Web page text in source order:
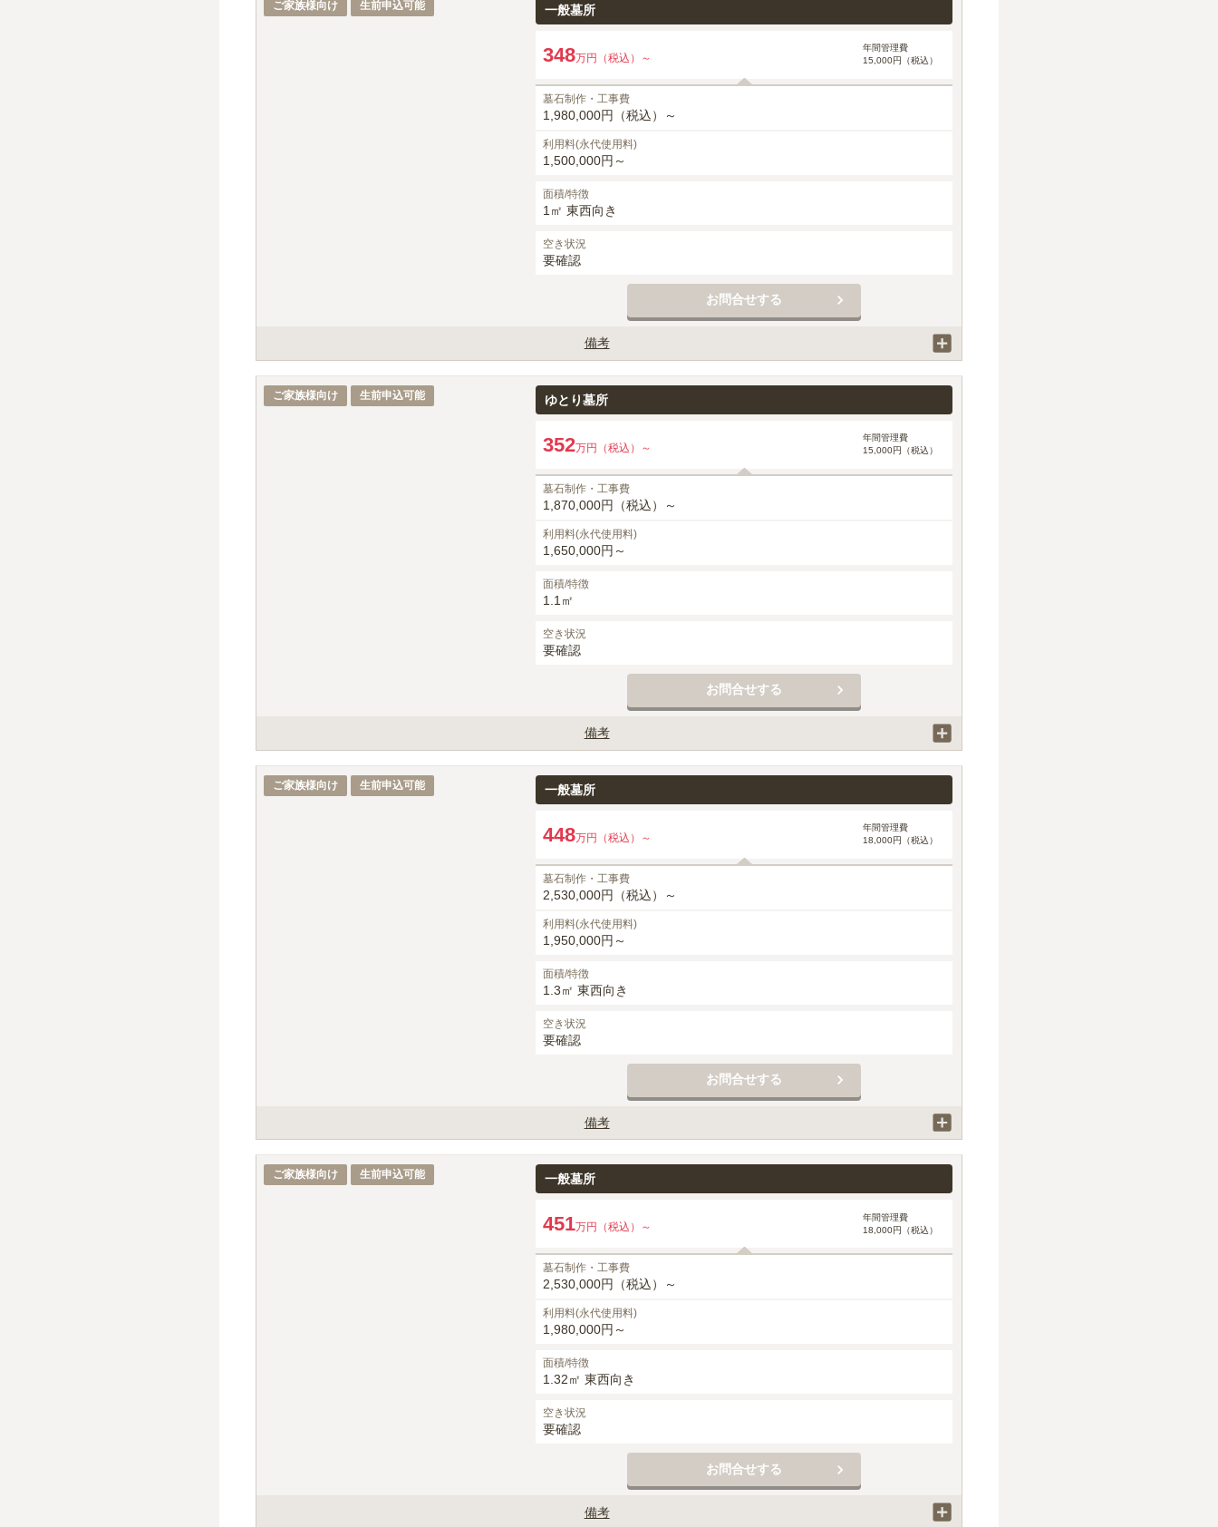
デザイン彫刻・イラスト等は、別途御見積りとなります。
別途、手桶使用料5,000円（税込）がかかります。
ご家族様向け 生前申込可能 一般墓所
348万円（税込）～
年間管理費
15,000円（税込）
墓石制作・工事費
1,980,000円（税込）～
利用料(永代使用料)
1,500,000円～
面積/特徴
1㎡ 東西向き
空き状況
要確認
お問合せする
備考
標準彫刻（正面・建立年月・建立者名・家紋）は、墓石工事代に含みます。
デザイン彫刻・イラスト等は、別途御見積りとなります。
別途、手桶使用料5,000円（税込）がかかります。
ご家族様向け 生前申込可能 ゆとり墓所
352万円（税込）～
年間管理費
15,000円（税込）
墓石制作・工事費
1,870,000円（税込）～
利用料(永代使用料)
1,650,000円～
面積/特徴
1.1㎡
空き状況
要確認
お問合せする
備考
標準彫刻（正面・建立年月・建立者名・家紋）は、墓石工事代に含みます。
デザイン彫刻・イラスト等は、別途御見積りとなります。
別途、手桶使用料5,000円（税込）がかかります。
ご家族様向け 生前申込可能 一般墓所
448万円（税込）～
年間管理費
18,000円（税込）
墓石制作・工事費
2,530,000円（税込）～
利用料(永代使用料)
1,950,000円～
面積/特徴
1.3㎡ 東西向き
空き状況
要確認
お問合せする
備考
標準彫刻（正面・建立年月・建立者名・家紋）は、墓石工事代に含みます。
デザイン彫刻・イラスト等は、別途御見積りとなります。
別途、手桶使用料5,000円（税込）がかかります。
ご家族様向け 生前申込可能 一般墓所
451万円（税込）～
年間管理費
18,000円（税込）
墓石制作・工事費
2,530,000円（税込）～
利用料(永代使用料)
1,980,000円～
面積/特徴
1.32㎡ 東西向き
空き状況
要確認
お問合せする
備考